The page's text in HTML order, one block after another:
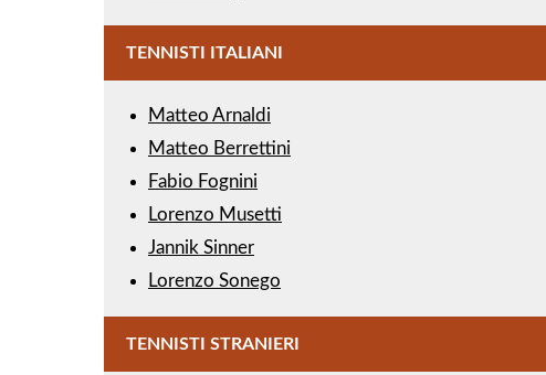
TENNISTI ITALIANI
Matteo Arnaldi
Matteo Berrettini
Fabio Fognini
Lorenzo Musetti
Jannik Sinner
Lorenzo Sonego
TENNISTI STRANIERI